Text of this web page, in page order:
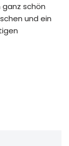
ganz schön
und ein